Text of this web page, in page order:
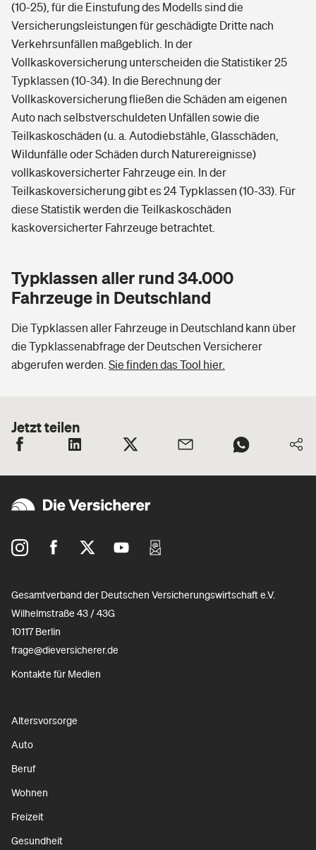
(10-25), für die Einstufung des Modells sind die
Versicherungsleistungen für geschädigte Dritte nach
Verkehrsunfällen maßgeblich. In der
Vollkaskoversicherung unterscheiden die Statistiker 25
Typklassen (10-34). In die Berechnung der
Vollkaskoversicherung fließen die Schäden am eigenen
Auto nach selbstverschuldeten Unfällen sowie die
Teilkaskoschäden (u. a. Autodiebstähle, Glasschäden,
Wildunfälle oder Schäden durch Naturereignisse)
vollkaskoversicherter Fahrzeuge ein. In der
Teilkaskoversicherung gibt es 24 Typklassen (10-33). Für
diese Statistik werden die Teilkaskoschäden
kaskoversicherter Fahrzeuge betrachtet.
Typklassen aller rund 34.000
Fahrzeuge in Deutschland
Die Typklassen aller Fahrzeuge in Deutschland kann über
die Typklassenabfrage der Deutschen Versicherer
abgerufen werden. Sie finden das Tool hier.
Jetzt teilen
Gesamtverband der Deutschen Versicherungswirtschaft e.V.
Wilhelmstraße 43 / 43G
10117 Berlin
frage@dieversicherer.de
Kontakte für Medien
Altersvorsorge
Auto
Beruf
Wohnen
Freizeit
Gesundheit